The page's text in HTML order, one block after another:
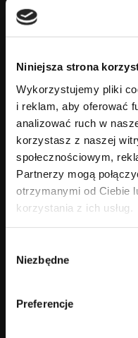
Niniejsza strona
Wykorzystujemy pliki
i reklam, aby oferować
analizować ruch w
korzystasz z naszej
społecznościowym,
Partnerzy mogą
otrzymanymi od Ciebie
korzystania z ich usług.
zgody
Niezbędne
Preferencje
Gotowy na zmianę
+48 690 638